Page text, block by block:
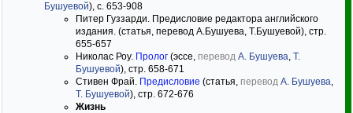
Бушуевой), с. 653-908
Питер Гуззарди. Предисловие редактора английского
издания. (статья, перевод А.Бушуева, Т.Бушуевой), стр.
655-657
Николас Роу. Пролог (эссе, перевод А. Бушуева, Т.
Бушуевой), стр. 658-671
Стивен Фрай. Предисловие (статья, перевод А. Бушуева,
Т. Бушуевой), стр. 672-676
Жизнь